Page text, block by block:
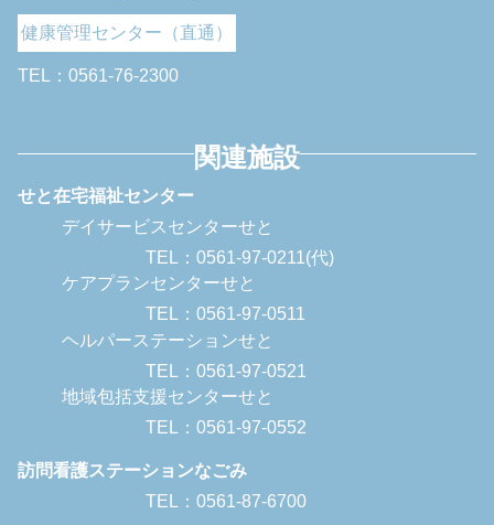
健康管理センター（直通）
TEL：0561-76-2300
関連施設
せと在宅福祉センター
デイサービスセンターせと
TEL：0561-97-0211(代)
ケアプランセンターせと
TEL：0561-97-0511
ヘルパーステーションせと
TEL：0561-97-0521
地域包括支援センターせと
TEL：0561-97-0552
訪問看護ステーションなごみ
TEL：0561-87-6700